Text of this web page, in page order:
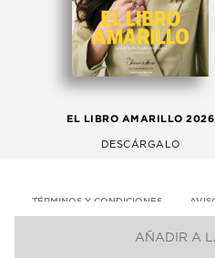
AÑADIR A
EL LIBRO AMARILLO 2026
DESCÁRGALO
TÉRMINOS Y CONDICIONES